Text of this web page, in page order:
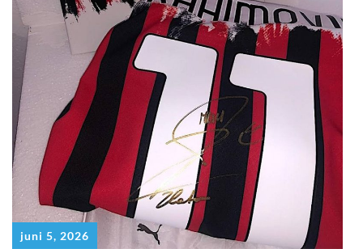
juni 5, 2026